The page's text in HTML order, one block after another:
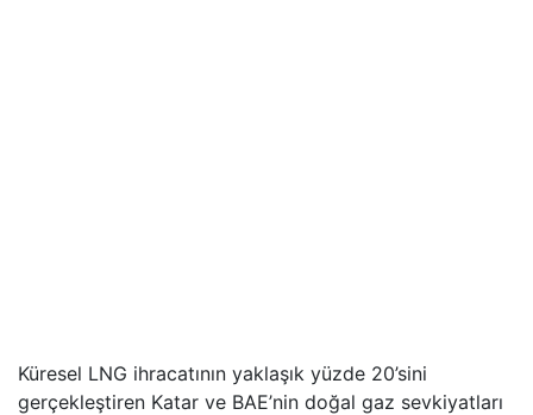
Küresel LNG ihracatının yaklaşık yüzde 20’sini
gerçekleştiren Katar ve BAE’nin doğal gaz sevkiyatları